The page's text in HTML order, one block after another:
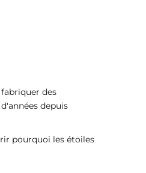
des
depuis
pourquoi les étoiles